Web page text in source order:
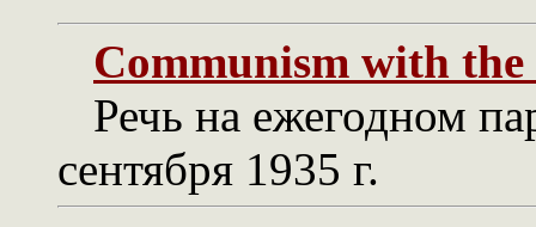
Communism with
Речь на ежегодном
сентября 1935 г.